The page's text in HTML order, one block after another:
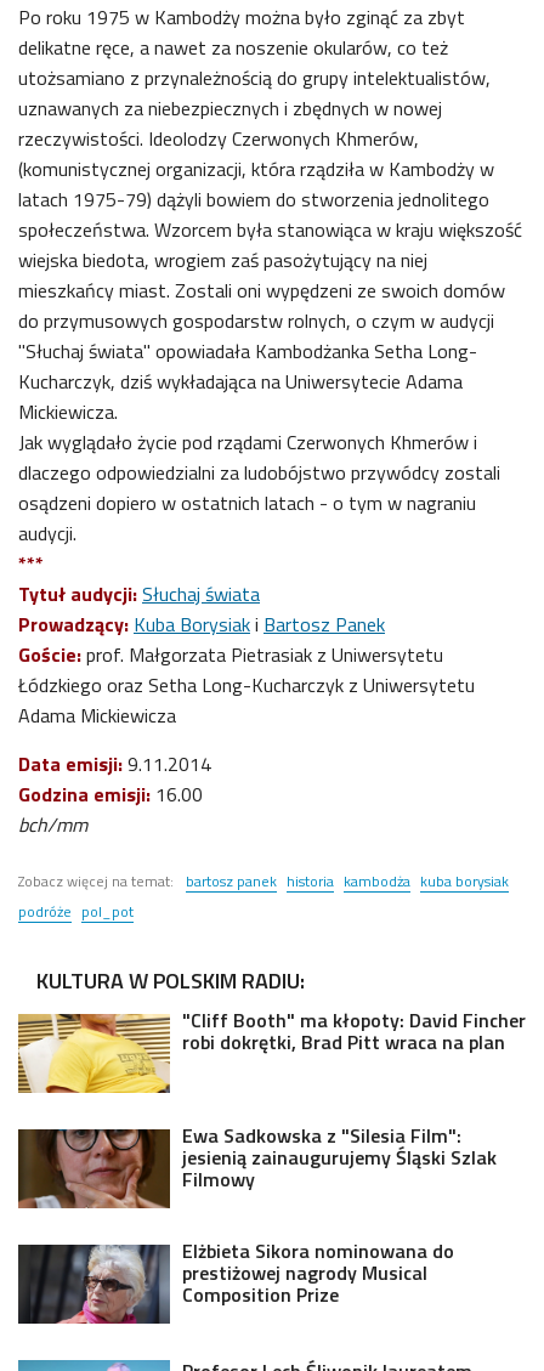
Po roku 1975 w Kambodży można było zginąć za zbyt
delikatne ręce, a nawet za noszenie okularów, co też
utożsamiano z przynależnością do grupy intelektualistów,
uznawanych za niebezpiecznych i zbędnych w nowej
rzeczywistości. Ideolodzy Czerwonych Khmerów,
(komunistycznej organizacji, która rządziła w Kambodży w
latach 1975-79) dążyli bowiem do stworzenia jednolitego
społeczeństwa. Wzorcem była stanowiąca w kraju większość
wiejska biedota, wrogiem zaś pasożytujący na niej
mieszkańcy miast. Zostali oni wypędzeni ze swoich domów
do przymusowych gospodarstw rolnych, o czym w audycji
"Słuchaj świata" opowiadała Kambodżanka Setha Long-
Kucharczyk, dziś wykładająca na Uniwersytecie Adama
Mickiewicza.
Jak wyglądało życie pod rządami Czerwonych Khmerów i
dlaczego odpowiedzialni za ludobójstwo przywódcy zostali
osądzeni dopiero w ostatnich latach - o tym w nagraniu
audycji.
***
Tytuł audycji:Słuchaj świata
Prowadzący: Kuba Borysiaki Bartosz Panek
Goście:prof. Małgorzata Pietrasiak z Uniwersytetu
Łódzkiego oraz Setha Long-Kucharczyk z Uniwersytetu
Adama Mickiewicza
Data emisji:9.11.2014
Godzina emisji: 16.00
bch/mm
Zobacz więcej na temat: bartosz panek historia kambodża kuba borysiak
podróże pol_pot
KULTURA W POLSKIM RADIU:
"Cliff Booth" ma kłopoty: David Fincher
robi dokrętki, Brad Pitt wraca na plan
Ewa Sadkowska z "Silesia Film":
jesienią zainaugurujemy Śląski Szlak
Filmowy
Elżbieta Sikora nominowana do
prestiżowej nagrody Musical
Composition Prize